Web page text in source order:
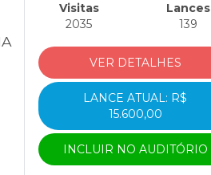
Visitas
2035
Lances
139
VER DETALHES
LANCE ATUAL: R$
15.600,00
INCLUIR NO AUDITÓRIO